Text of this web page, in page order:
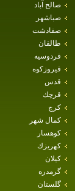
صالح آباد
صباشهر
صفادشت
طالقان
فردوسيه
فيروزكوه
قدس
قرچك
كرج
كمال شهر
كوهسار
كهريزك
كيلان
گرمدره
گلستان